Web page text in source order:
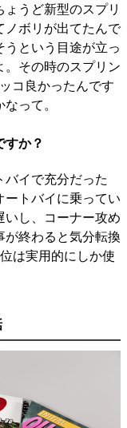
うど新型のスプリ
ノボリが出てたんで
という目途が立っ
。その時のスプリン
コ良かったんです
って。
か？
バイで充分だった
ートバイに乗ってい
いし、コーナー攻め
が終わると気分転換
は実用的にしか使